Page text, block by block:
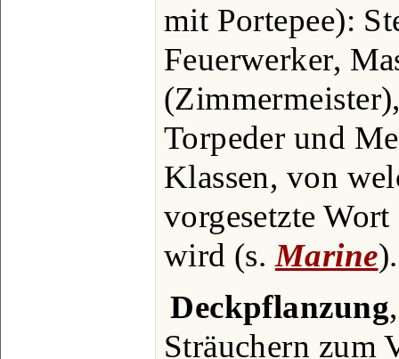
mit Portepee):
Feuerwerker,
Torpeder und
Klassen, von
vorgesetzte
wird (s.Marine).
Deckpflanzung
Sträuchern zum